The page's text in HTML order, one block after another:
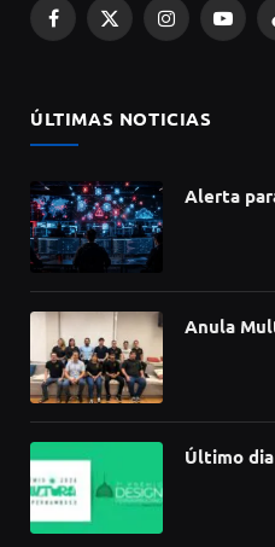
Facebook
X
Instagram
ÚLTIMAS NOTICIAS
Alerta
Anula
Último